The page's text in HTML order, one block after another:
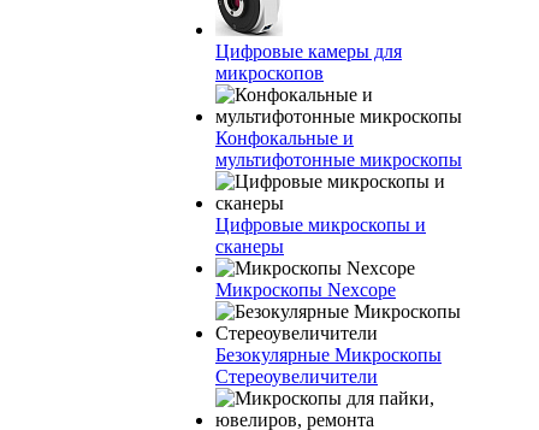
Цифровые камеры для
микроскопов
Конфокальные и
мультифотонные микроскопы
Цифровые микроскопы и
сканеры
Микроскопы Nexcope
Безокулярные Микроскопы
Стереоувеличители